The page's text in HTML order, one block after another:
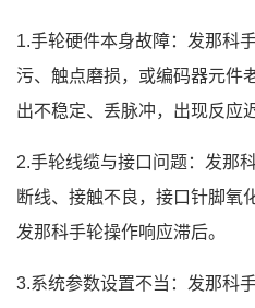
1.手轮硬件本身故障：发那科
污、触点磨损，或编码器元件
出不稳定、丢脉冲，出现反应
2.手轮线缆与接口问题：发那
断线、接触不良，接口针脚氧
发那科手轮操作响应滞后。
3.系统参数设置不当：发那科